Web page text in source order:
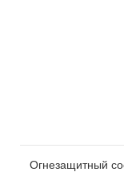
Огнезащитный